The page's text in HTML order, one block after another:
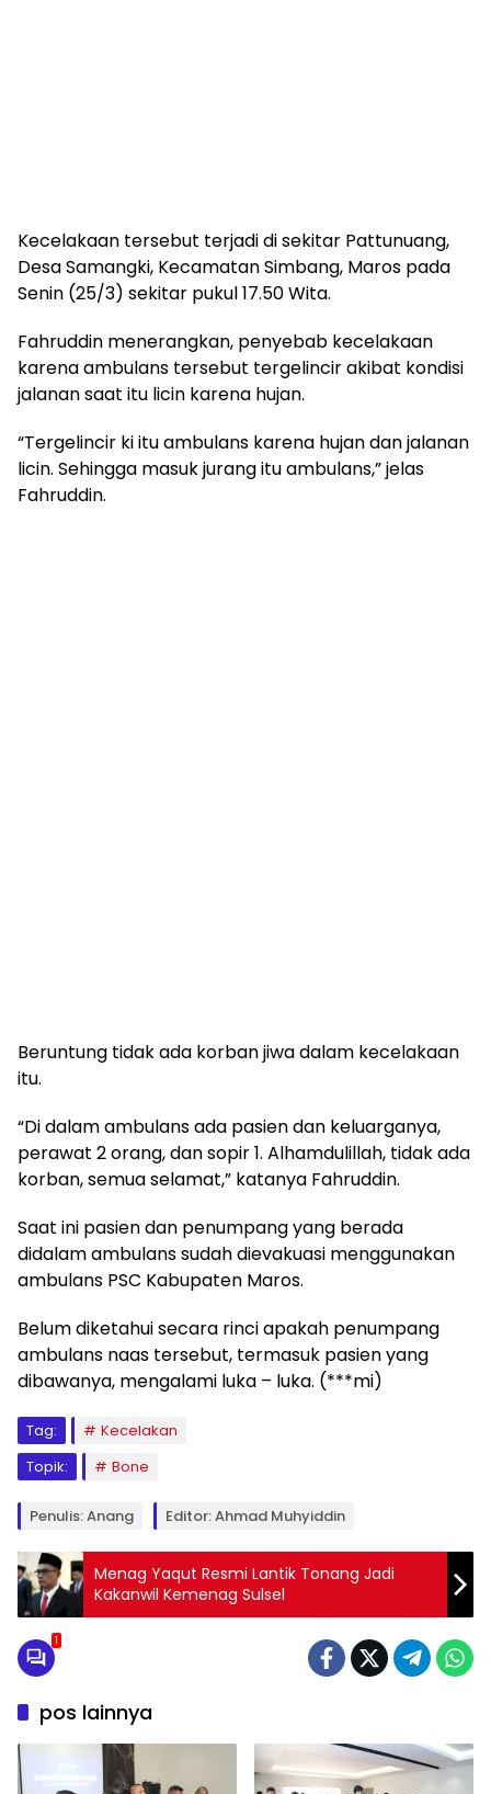
Kecelakaan tersebut terjadi di sekitar Pattunuang,
Desa Samangki, Kecamatan Simbang, Maros pada
Senin (25/3) sekitar pukul 17.50 Wita.
Fahruddin menerangkan, penyebab kecelakaan
karena ambulans tersebut tergelincir akibat kondisi
jalanan saat itu licin karena hujan.
“Tergelincir ki itu ambulans karena hujan dan jalanan
licin. Sehingga masuk jurang itu ambulans,” jelas
Fahruddin.
Beruntung tidak ada korban jiwa dalam kecelakaan
itu.
“Di dalam ambulans ada pasien dan keluarganya,
perawat 2 orang, dan sopir 1. Alhamdulillah, tidak ada
korban, semua selamat,” katanya Fahruddin.
Saat ini pasien dan penumpang yang berada
didalam ambulans sudah dievakuasi menggunakan
ambulans PSC Kabupaten Maros.
Belum diketahui secara rinci apakah penumpang
ambulans naas tersebut, termasuk pasien yang
dibawanya, mengalami luka – luka. (***mi)
Tag:
Kecelakan
Topik:
Bone
Penulis: Anang Editor: Ahmad Muhyiddin
Menag Yaqut Resmi Lantik Tonang Jadi
Kakanwil Kemenag Sulsel
1
pos lainnya